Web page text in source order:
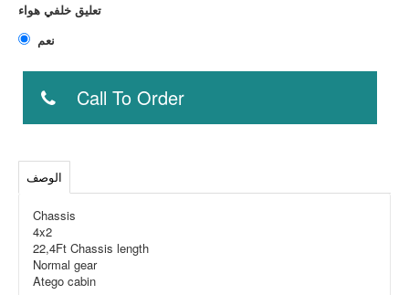
تعليق خلفي هواء
Call To Order
الوصف
Chassis
4x2
22,4Ft Chassis length
Normal gear
Atego cabin